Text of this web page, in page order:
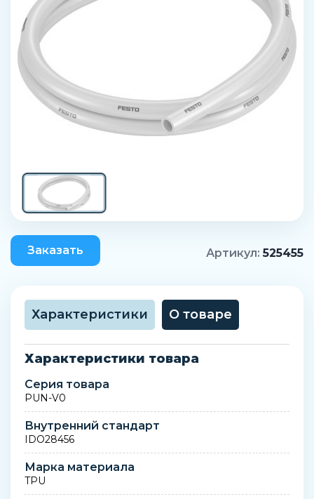
Заказать Артикул:525455
Характеристики О товаре
Характеристики товара
Серия товара
PUN-V0
Внутренний стандарт
IDO28456
Марка материала
TPU